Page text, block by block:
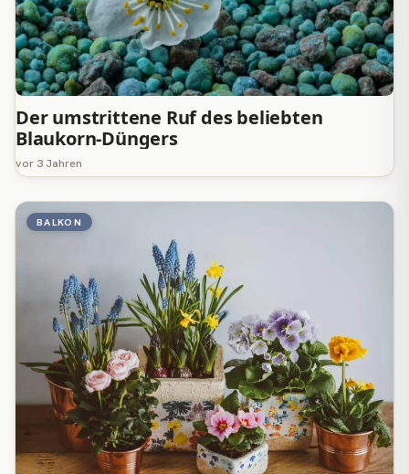
Der umstrittene Ruf des beliebten
Blaukorn-Düngers
vor 3 Jahren
BALKON